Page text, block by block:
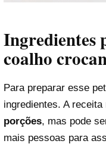
Ingredientes
coalho
Para preparar esse
ingredientes. A
porções, mas pode
mais pessoas para